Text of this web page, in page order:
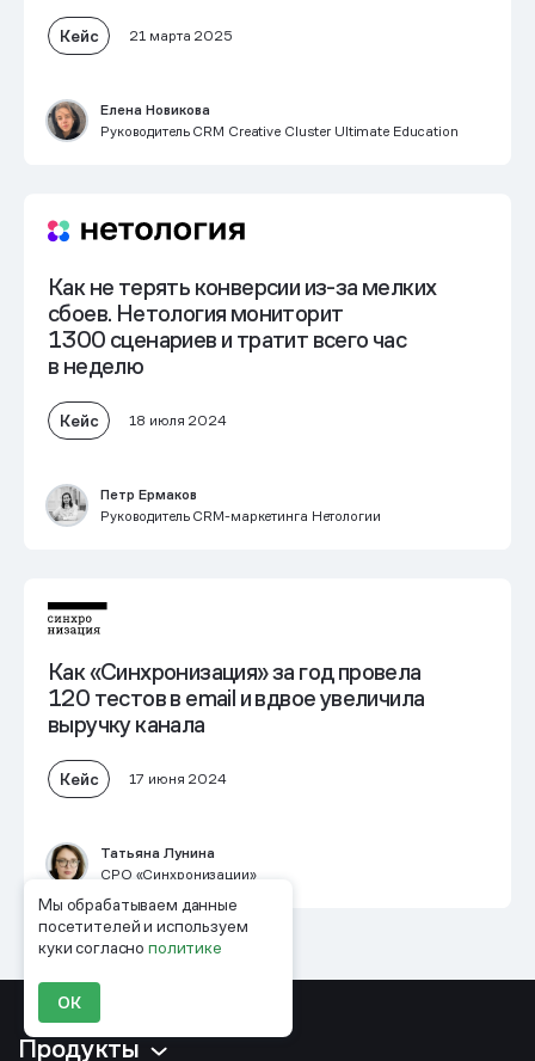
Мы обрабатываем данные
посетителей и используем
куки согласнополитике
ОК
Кейс 21 марта 2025
Елена Новикова
Руководитель CRM Creative Cluster Ultimate Education
Как не терять конверсии из-за мелких
сбоев. Нетология мониторит
1300 сценариев и тратит всего час
в неделю
Кейс 18 июля 2024
Петр Ермаков
Руководитель CRM-маркетинга Нетологии
Как «Синхронизация» за год провела
120 тестов в email ивдвое увеличила
выручку канала
Кейс 17 июня 2024
Татьяна Лунина
CPO «Синхронизации»
Продукты